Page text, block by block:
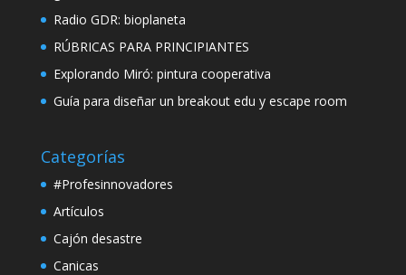
Radio GDR: bioplaneta
RÚBRICAS PARA PRINCIPIANTES
Explorando Miró: pintura cooperativa
Guía para diseñar un breakout edu y escape room
Categorías
#Profesinnovadores
Artículos
Cajón desastre
Canicas